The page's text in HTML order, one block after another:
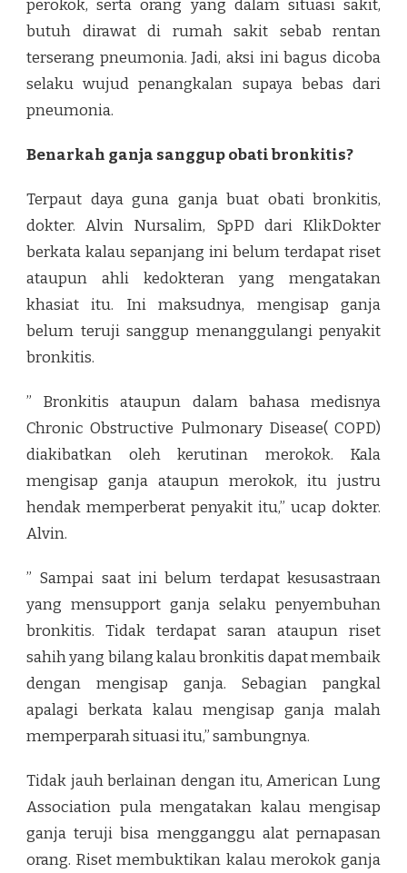
perokok, serta orang yang dalam situasi sakit,
butuh dirawat di rumah sakit sebab rentan
terserang pneumonia. Jadi, aksi ini bagus dicoba
selaku wujud penangkalan supaya bebas dari
pneumonia.
Benarkah ganja sanggup obati bronkitis?
Terpaut daya guna ganja buat obati bronkitis,
dokter. Alvin Nursalim, SpPD dari KlikDokter
berkata kalau sepanjang ini belum terdapat riset
ataupun ahli kedokteran yang mengatakan
khasiat itu. Ini maksudnya, mengisap ganja
belum teruji sanggup menanggulangi penyakit
bronkitis.
” Bronkitis ataupun dalam bahasa medisnya
Chronic Obstructive Pulmonary Disease( COPD)
diakibatkan oleh kerutinan merokok. Kala
mengisap ganja ataupun merokok, itu justru
hendak memperberat penyakit itu,” ucap dokter.
Alvin.
” Sampai saat ini belum terdapat kesusastraan
yang mensupport ganja selaku penyembuhan
bronkitis. Tidak terdapat saran ataupun riset
sahih yang bilang kalau bronkitis dapat membaik
dengan mengisap ganja. Sebagian pangkal
apalagi berkata kalau mengisap ganja malah
memperparah situasi itu,” sambungnya.
Tidak jauh berlainan dengan itu, American Lung
Association pula mengatakan kalau mengisap
ganja teruji bisa mengganggu alat pernapasan
orang. Riset membuktikan kalau merokok ganja